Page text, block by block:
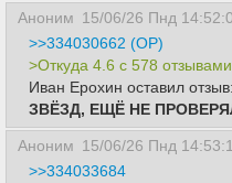
Аноним 15/06/26 Пнд
>>334030662 (OP)
>Откуда 4.6 c 578
Иван Ерохин оставил отзыв:
ЗВЁЗД, ЕЩЁ НЕ
Аноним 15/06/26 Пнд
>>334033684